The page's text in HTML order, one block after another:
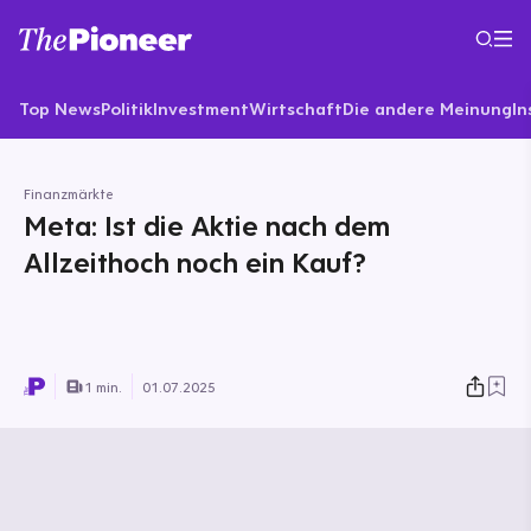
Top NewsPolitikInvestmentWirtschaftDie andere Meinung
Finanzmärkte
Meta: Ist die Aktie nach dem
Allzeithoch noch ein Kauf?
1 min. 01.07.2025